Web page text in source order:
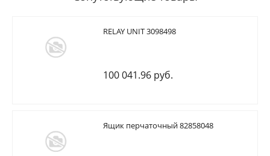
RELAY UNIT 3098498
100 041.96 руб.
Ящик перчаточный 82858048